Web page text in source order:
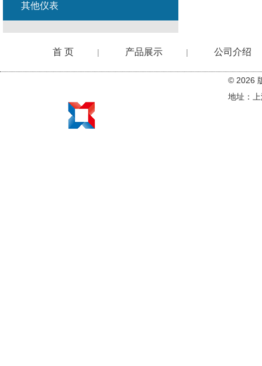
其他仪表
首 页 | 产品展示 | 公司介绍
在线留言
© 2026
地址：